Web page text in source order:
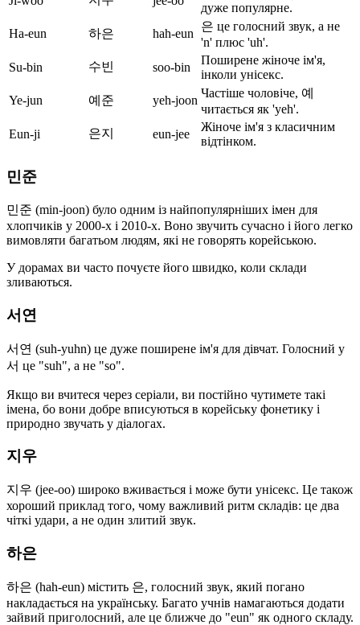
дуже популярне.
Ha-eun
하은 hah-eun
은 це голосний звук, а не
'n' плюс 'uh'.
Su-bin
수빈 soo-bin
Поширене жіноче ім'я,
інколи унісекс.
Ye-jun
예준 yeh-joon
Частіше чоловіче, 예
читається як 'yeh'.
Eun-ji
은지 eun-jee
Жіноче ім'я з класичним
відтінком.
민준
민준 (min-joon) було одним із найпопулярніших імен для
хлопчиків у 2000-х і 2010-х. Воно звучить сучасно і його легко
вимовляти багатьом людям, які не говорять корейською.
У дорамах ви часто почуєте його швидко, коли склади
зливаються.
서연
서연 (suh-yuhn) це дуже поширене ім'я для дівчат. Голосний у
서 це "suh", а не "so".
Якщо ви вчитеся через серіали, ви постійно чутимете такі
імена, бо вони добре вписуються в корейську фонетику і
природно звучать у діалогах.
지우
지우 (jee-oo) широко вживається і може бути унісекс. Це також
хороший приклад того, чому важливий ритм складів: це два
чіткі удари, а не один злитий звук.
하은
하은 (hah-eun) містить 은, голосний звук, який погано
накладається на українську. Багато учнів намагаються додати
зайвий приголосний, але це ближче до "eun" як одного складу.